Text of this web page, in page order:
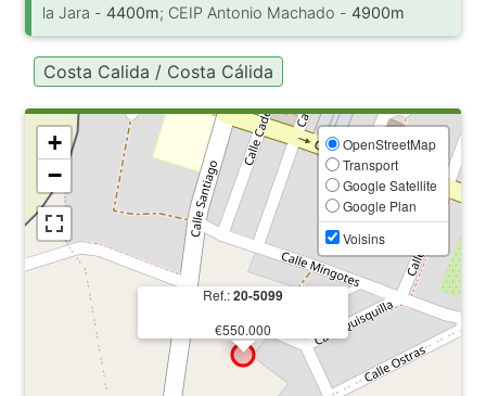
la Jara - 4400m; CEIP Antonio Machado - 4900m
Costa Calida / Costa Cálida
Ref.:20-5099
€550.000
+
−
OpenStreetMap
Transport
Google Satellite
Google Plan
Voisins